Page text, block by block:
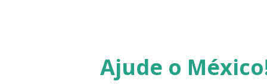
Ajude o